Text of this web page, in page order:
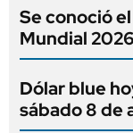
Se conoció
Mundial
Dólar blue
sábado 8 de